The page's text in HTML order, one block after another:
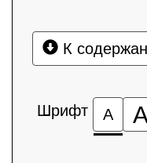
К
Шрифт А